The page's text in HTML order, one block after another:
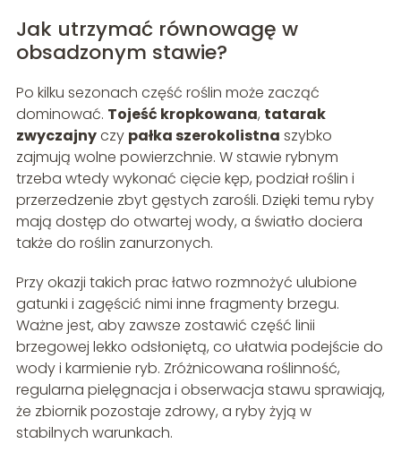
Jak utrzymać równowagę w
obsadzonym stawie?
Po kilku sezonach część roślin może zacząć
dominować. Tojeść kropkowana, tatarak
zwyczajnyczy pałka szerokolistna szybko
zajmują wolne powierzchnie. W stawie rybnym
trzeba wtedy wykonać cięcie kęp, podział roślin i
przerzedzenie zbyt gęstych zarośli. Dzięki temu ryby
mają dostęp do otwartej wody, a światło dociera
także do roślin zanurzonych.
Przy okazji takich prac łatwo rozmnożyć ulubione
gatunki i zagęścić nimi inne fragmenty brzegu.
Ważne jest, aby zawsze zostawić część linii
brzegowej lekko odsłoniętą, co ułatwia podejście do
wody i karmienie ryb. Zróżnicowana roślinność,
regularna pielęgnacja i obserwacja stawu sprawiają,
że zbiornik pozostaje zdrowy, a ryby żyją w
stabilnych warunkach.